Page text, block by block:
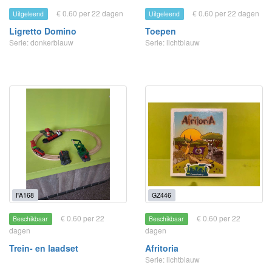
Uitgeleend € 0.60 per 22 dagen
Ligretto Domino
Serie: donkerblauw
Uitgeleend € 0.60 per 22 dagen
Toepen
Serie: lichtblauw
FA168
Beschikbaar
€ 0.60 per 22
dagen
Trein- en laadset
GZ446
Beschikbaar
€ 0.60 per 22
dagen
Afritoria
Serie: lichtblauw